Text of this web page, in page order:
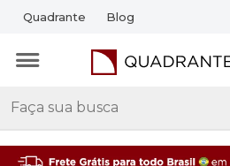
Quadrante Blog